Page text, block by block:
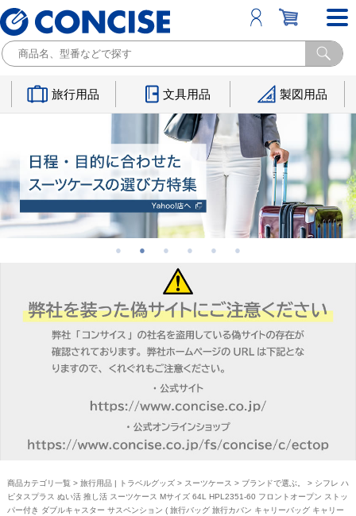
旅行用品 文具用品 製図用品
商品カテゴリ一覧 > 旅行用品 | トラベルグッズ> スーツケース > ブランドで選ぶ。
> シフレ ハ
ピタスプラス ぬい活 推し活 スーツケース Mサイズ 64L HPL2351-60 フロントオープン ストッ
パー付き ダブルキャスター サスペンション ( 旅行バッグ 旅行カバン キャリーバッグ キャリー